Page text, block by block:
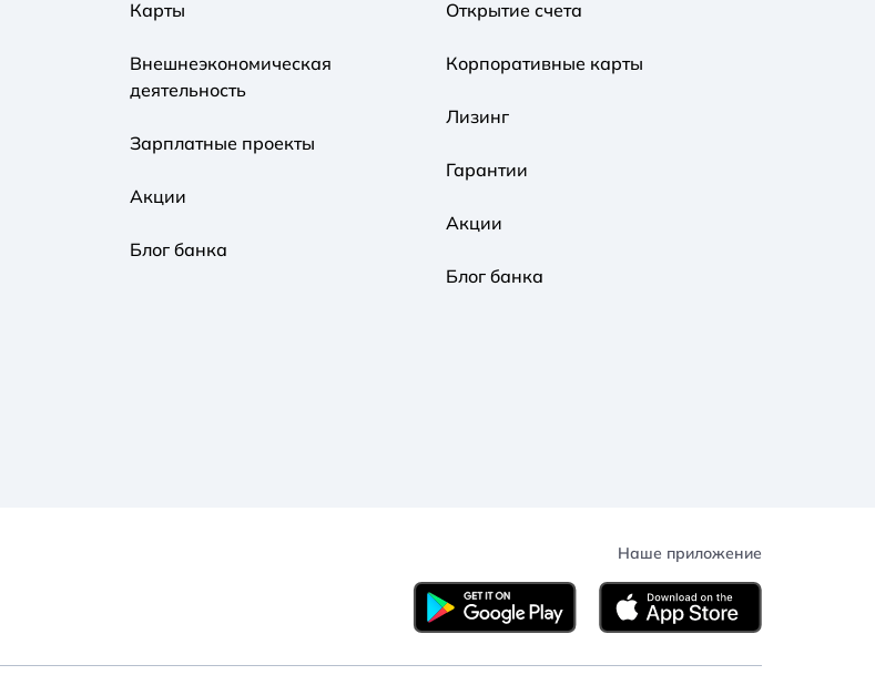
Карты
Внешнеэкономическая
деятельность
Зарплатные проекты
Акции
Блог банка
Открытие счета
Корпоративные карты
Лизинг
Гарантии
Акции
Блог банка
Наше приложение